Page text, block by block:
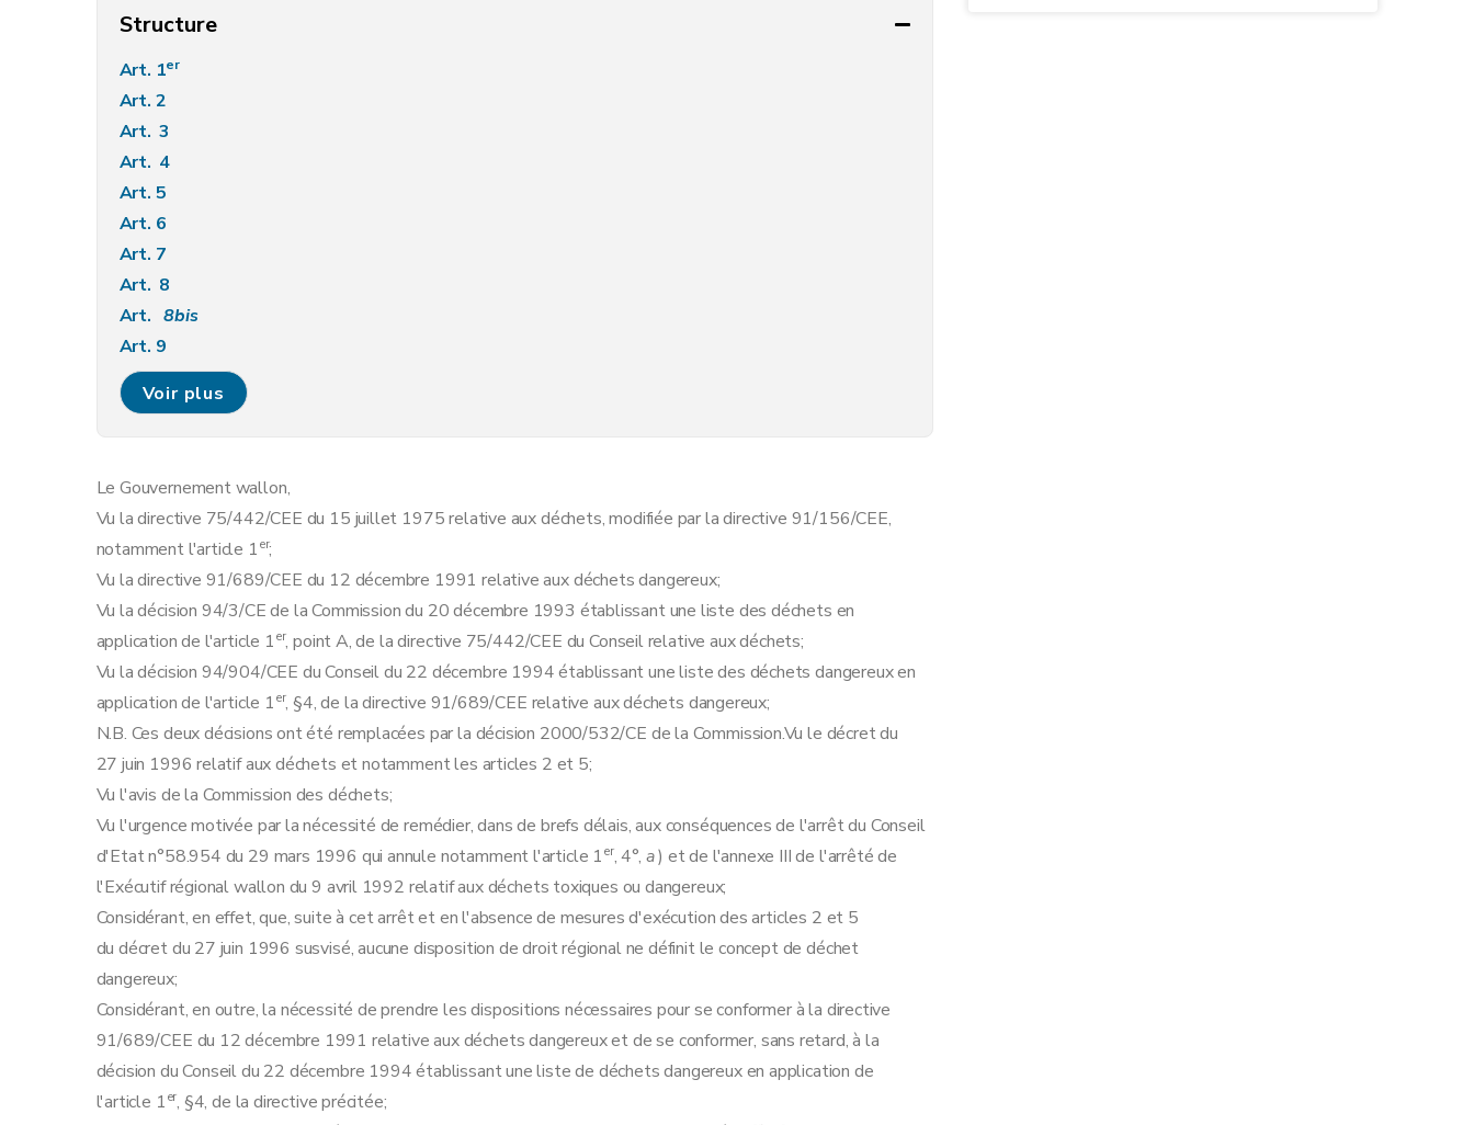
Structure
Art. 1er
Art. 2
Art. 3
Art. 4
Art. 5
Art. 6
Art. 7
Art. 8
Art. 8bis
Art. 9
Art. 10
Art. 11
Art.11/4
Art. 11/5
Art. 11/6
Art. 12
Art. 13
Art. 14
Art. 15
Art. 16
Annexe
Annexe
Annexe
Annexe
Annexe
Annexe
Voir plus
Le Gouvernement wallon,
Vu la directive 75/442/CEE du 15 juillet 1975 relative aux déchets, modifiée par la directive 91/156/CEE,
notamment l'article 1er;
Vu la directive 91/689/CEE du 12 décembre 1991 relative aux déchets dangereux;
Vu la décision 94/3/CE de la Commission du 20 décembre 1993 établissant une liste des déchets en
application de l'article 1er, point A, de la directive 75/442/CEE du Conseil relative aux déchets;
Vu la décision 94/904/CEE du Conseil du 22 décembre 1994 établissant une liste des déchets dangereux en
application de l'article 1er, §4, de la directive 91/689/CEE relative aux déchets dangereux;
N.B. Ces deux décisions ont été remplacées par la décision 2000/532/CE de la Commission.Vu le décret du
27 juin 1996 relatif aux déchets et notamment les articles 2 et 5;
Vu l'avis de la Commission des déchets;
Vu l'urgence motivée par la nécessité de remédier, dans de brefs délais, aux conséquences de l'arrêt du Conseil
d'Etat n°58.954 du 29 mars 1996 qui annule notamment l'article 1er, 4°, a) et de l'annexe III de l'arrêté de
l'Exécutif régional wallon du 9 avril 1992 relatif aux déchets toxiques ou dangereux;
Considérant, en effet, que, suite à cet arrêt et en l'absence de mesures d'exécution des articles 2 et 5
du décret du 27 juin 1996 susvisé, aucune disposition de droit régional ne définit le concept de déchet
dangereux;
Considérant, en outre, la nécessité de prendre les dispositions nécessaires pour se conformer à la directive
91/689/CEE du 12 décembre 1991 relative aux déchets dangereux et de se conformer, sans retard, à la
décision du Conseil du 22 décembre 1994 établissant une liste de déchets dangereux en application de
l'article 1er, §4, de la directive précitée;